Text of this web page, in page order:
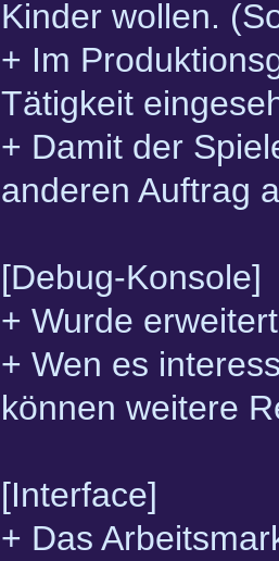
Kinder wollen.
+ Im
Tätigkeit
+ Damit der
anderen Auftrag
[Debug-Konsole]
+ Wurde
+ Wen es
können weitere
[Interface]
+ Das